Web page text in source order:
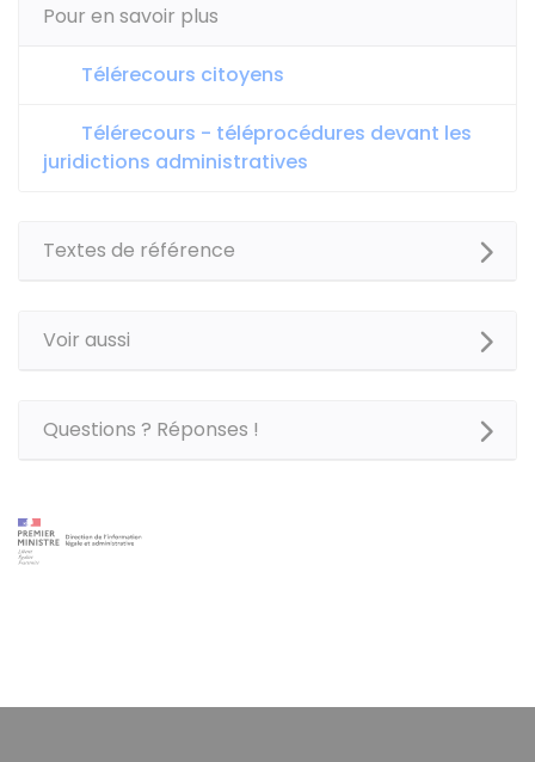
Pour en savoir plus
Télérecours citoyens
Télérecours - téléprocédures devant les
juridictions administratives
Textes de référence
Voir aussi
Questions ? Réponses !